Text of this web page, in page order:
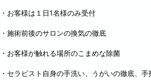
・お客様は１日1名様のみ受付
・施術前後のサロンの換気の徹底
・お客様が触れる場所のこまめな除菌
・セラピスト自身の手洗い、うがいの徹底、